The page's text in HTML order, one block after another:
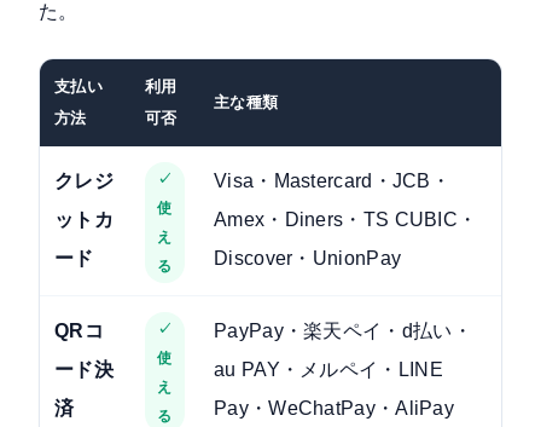
た。
支払い
方法
利用
可否
主な種類
クレジ
ットカ
ード
✓
使
え
る
Visa・Mastercard・JCB・
Amex・Diners・TS CUBIC・
Discover・UnionPay
QRコ
ード決
済
✓
使
え
る
PayPay・楽天ペイ・d払い・
au PAY・メルペイ・LINE
Pay・WeChatPay・AliPay